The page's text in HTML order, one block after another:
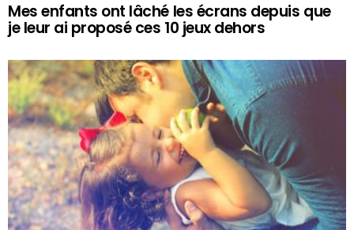
Mes enfants ont lâché les écrans depuis que
je leur ai proposé ces 10 jeux dehors